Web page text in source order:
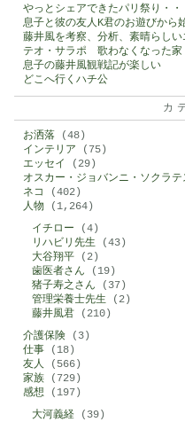
やっとシェアできたパリ祭り・
息子と彼の友人K君のお遊びか
藤井風を考察、分析、素晴らしい
テオ・サラポ 歌わなくなった家
息子の藤井風観戦記が楽しい
どこへ行くハチ公
カ
お洒落 (48)
インテリア (75)
エッセイ
(29)
オスカー・ジョバンニ・ソクラテ
ネコ
(402)
人物 (1,264)
イチロー (4)
リハビリ先生 (43)
大谷翔平 (2)
歯医者さん (19)
猪子寿之さん (37)
管理栄養士先生 (2)
藤井風君 (210)
介護保険 (3)
仕事 (18)
友人 (566)
家族 (729)
感想 (197)
大河義経 (39)